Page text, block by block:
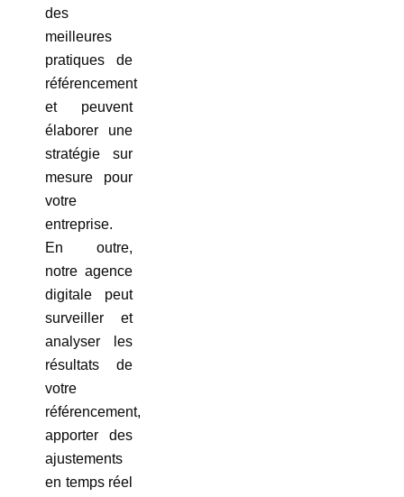
des
meilleures
pratiques de
référencement
et peuvent
élaborer une
stratégie sur
mesure pour
votre
entreprise.
En outre,
notre agence
digitale peut
surveiller et
analyser les
résultats de
votre
référencement,
apporter des
ajustements
en temps réel